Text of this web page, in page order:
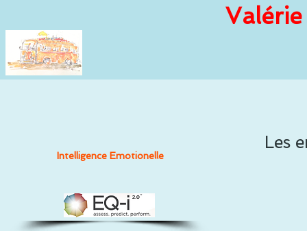
Intelligence Emotionelle
Les